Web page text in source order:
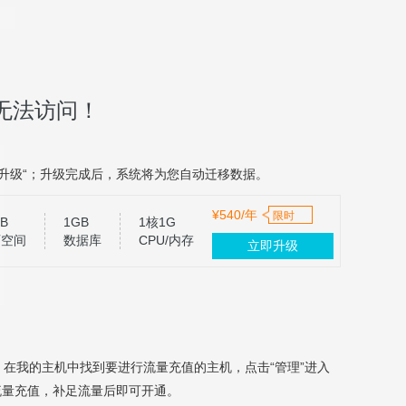
访问！
“；升级完成后，系统将为您自动迁移数据。
间
1GB
数据库
1核1G
CPU/内存
¥540/年 限时
立即升级
在我的主机中找到要进行流量充值的主机，点击“管理”进入
充值，补足流量后即可开通。